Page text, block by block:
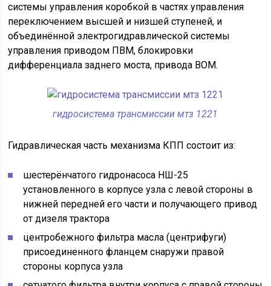
системы управления коробкой в частях управления
переключением высшей и низшей ступеней, и
объединённой электрогидравлической системы
управления приводом ПВМ, блокировки
дифференциала заднего моста, привода ВОМ.
гидросистема трансмиссии мтз 1221
Гидравлическая часть механизма КПП состоит из:
шестерёнчатого гидронасоса НШ-25
установленного в корпусе узла с левой стороны в
нижней передней его части и получающего привод
от дизеля трактора
центробежного фильтра масла (центрифуги)
присоединенного фланцем снаружи правой
стороны корпуса узла